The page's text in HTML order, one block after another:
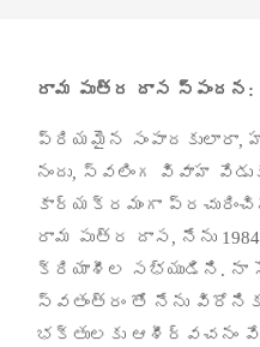
రామ పుత్ర దాస స్పందన :
ప్రియమైన సంపాదకులారా,
నందు, స్వలింగ వివాహ
కార్యక్రమంగా
రామ పుత్ర దాస, నేను 1984
క్రియాశీల సభ్యుడిని . నా
స్వతంత్రం తో నేను
భక్తులకు ఆశీర్వచనం